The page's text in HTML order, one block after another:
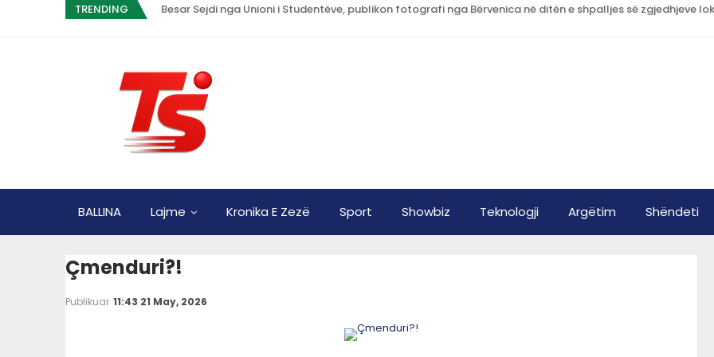
TRENDING
BALLINA Lajme Kronika E Zezë Sport Showbiz Teknologji Argëtim Shëndeti
Çmenduri?!
Publikuar 11:43 21 May, 2026